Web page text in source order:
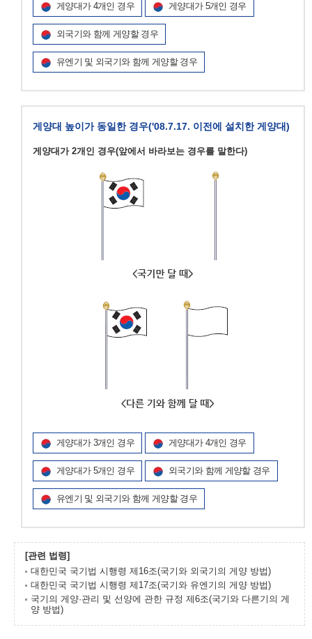
게양대가 4개인 경우 게양대가 5개인 경우
외국기와 함께 게양할 경우
유엔기 및 외국기와 함께 게양할 경우
게양대 높이가 동일한 경우('08.7.17. 이전에 설치한 게양대)
게양대가 2개인 경우(앞에서 바라보는 경우를 말한다)
게양대가 3개인 경우 게양대가 4개인 경우
게양대가 5개인 경우 외국기와 함께 게양할 경우
유엔기 및 외국기와 함께 게양할 경우
[관련 법령]
대한민국 국기법 시행령 제16조(국기와 외국기의 게양 방법)
대한민국 국기법 시행령 제17조(국기와 유엔기의 게양 방법)
국기의 게양·관리 및 선양에 관한 규정 제6조(국기와 다른기의 게
양 방법)